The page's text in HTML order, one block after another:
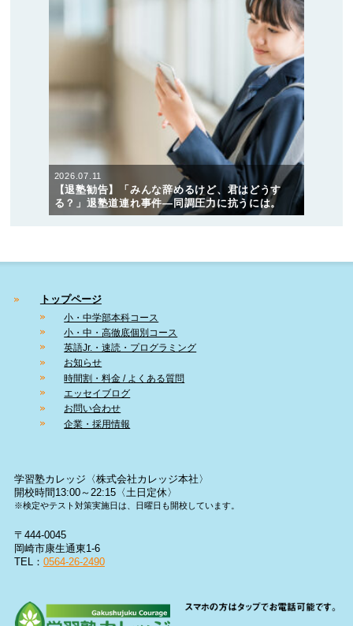
2026.07.11
【退塾勧告】「みんな辞めるけど、君はどうす
る？」退塾道連れ事件―同調圧力に抗うには。
トップページ
小・中学部本科コース
小・中・高徹底個別コース
英語Jr.・速読・プログラミング
お知らせ
時間割・料金 / よくある質問
エッセイブログ
お問い合わせ
企業・採用情報
学習塾カレッジ〈株式会社カレッジ本社〉
開校時間13:00～22:15〈土日定休〉
※検定やテスト対策実施日は、日曜日も開校しています。
〒444-0045
岡崎市康生通東1-6
TEL： 0564-26-2490